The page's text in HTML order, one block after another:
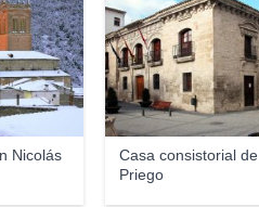
Nicolás
Casa consistorial de
Priego